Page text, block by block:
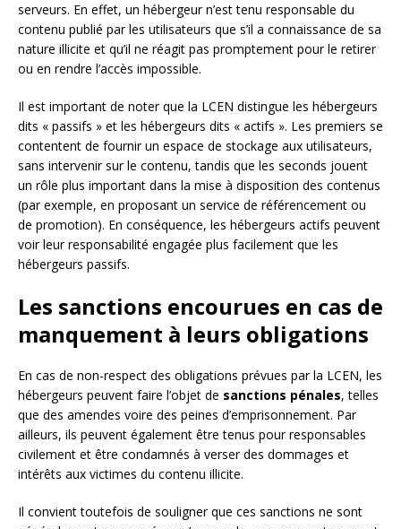
serveurs. En effet, un hébergeur n’est tenu responsable du
contenu publié par les utilisateurs que s’il a connaissance de sa
nature illicite et qu’il ne réagit pas promptement pour le retirer
ou en rendre l’accès impossible.
Il est important de noter que la LCEN distingue les hébergeurs
dits « passifs » et les hébergeurs dits « actifs ». Les premiers se
contentent de fournir un espace de stockage aux utilisateurs,
sans intervenir sur le contenu, tandis que les seconds jouent
un rôle plus important dans la mise à disposition des contenus
(par exemple, en proposant un service de référencement ou
de promotion). En conséquence, les hébergeurs actifs peuvent
voir leur responsabilité engagée plus facilement que les
hébergeurs passifs.
Les sanctions encourues en cas de
manquement à leurs obligations
En cas de non-respect des obligations prévues par la LCEN, les
hébergeurs peuvent faire l’objet de sanctions pénales, telles
que des amendes voire des peines d’emprisonnement. Par
ailleurs, ils peuvent également être tenus pour responsables
civilement et être condamnés à verser des dommages et
intérêts aux victimes du contenu illicite.
Il convient toutefois de souligner que ces sanctions ne sont